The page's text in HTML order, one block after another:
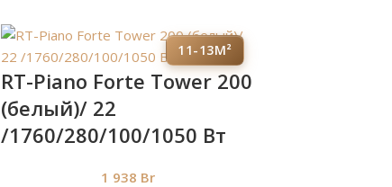
11-13М²
RT-Piano Forte Tower 200
(белый)/ 22
/1760/280/100/1050 Вт
1 938 Br